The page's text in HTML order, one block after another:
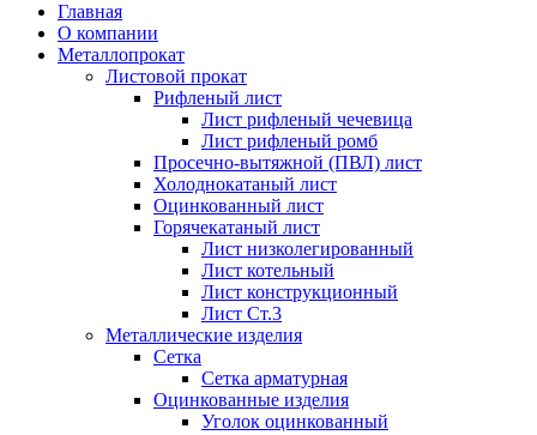
Главная
О компании
Металлопрокат
Листовой прокат
Рифленый лист
Лист рифленый чечевица
Лист рифленый ромб
Просечно-вытяжной (ПВЛ) лист
Холоднокатаный лист
Оцинкованный лист
Горячекатаный лист
Лист низколегированный
Лист котельный
Лист конструкционный
Лист Ст.3
Металлические изделия
Сетка
Сетка арматурная
Оцинкованные изделия
Уголок оцинкованный